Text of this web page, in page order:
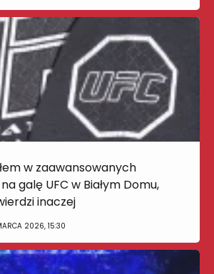
w zaawansowanych
galę UFC w Białym Domu,
inaczej
2026, 15:30